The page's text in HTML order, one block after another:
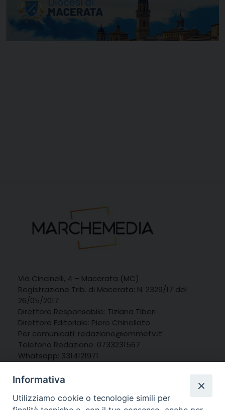
Via Cincinelli, 4 – Macerata (MC)
Registrazione Trib. di Macerata: N. 2329/17 del
26/05/2017
Direttore Responsabile: Tiziana Tiberi
Direttore Editoriale: Piero Chinellato
Per comunicati: redazione@emmetv.it
Telefono Redazione: 0733231567
Whatsapp: 3314121971
Informativa
Utilizziamo cookie o tecnologie simili per